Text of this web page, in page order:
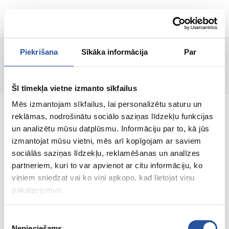
Piekrišana Sīkāka informācija Par
Šī tīmekļa vietne izmanto sīkfailus
Mēs izmantojam sīkfailus, lai personalizētu saturu un
reklāmas, nodrošinātu sociālo saziņas līdzekļu funkcijas
un analizētu mūsu datplūsmu. Informāciju par to, kā jūs
izmantojat mūsu vietni, mēs arī kopīgojam ar saviem
sociālās saziņas līdzekļu, reklamēšanas un analīzes
partneriem, kuri to var apvienot ar citu informāciju, ko
viņiem sniedzat vai ko viņi apkopo, kad lietojat viņu
pakalpojumus.
RU
Страница не найдена!
Интернет-магазин с выгодными ценами и
качественными товарами, где
удовлетворённость клиента является нашей
главной ценностью.
Vse dlja vashego doma i sada!